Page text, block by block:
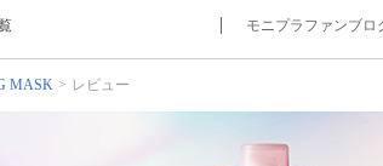
モニプラファンブロ
MASK レビュー